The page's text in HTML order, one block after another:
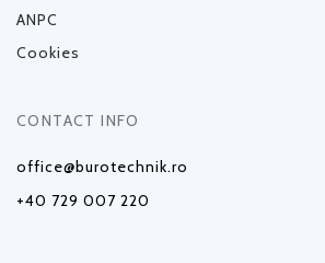
ANPC
Cookies
CONTACT INFO
office@burotechnik.ro
+40 729 007 220